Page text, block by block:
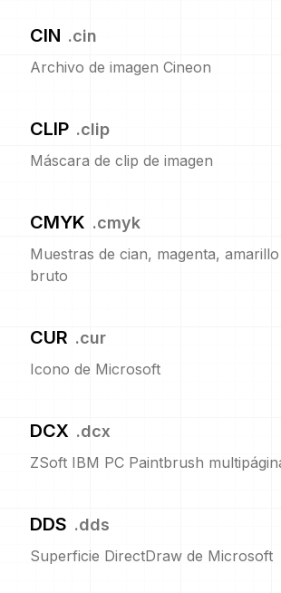
CIN .cin
Archivo de imagen Cineon
CLIP .clip
Máscara de clip de imagen
CMYK .cmyk
Muestras de cian, magenta,
bruto
CUR .cur
Icono de Microsoft
DCX .dcx
ZSoft IBM PC Paintbrush
DDS .dds
Superficie DirectDraw de Microsoft